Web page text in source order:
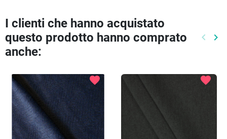
I clienti che hanno acquistato
questo prodotto hanno comprato
anche:
keyboard_arrow_left keyboard_arrow_right
favorite favorite